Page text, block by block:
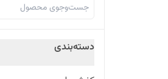
دسته‌بندی